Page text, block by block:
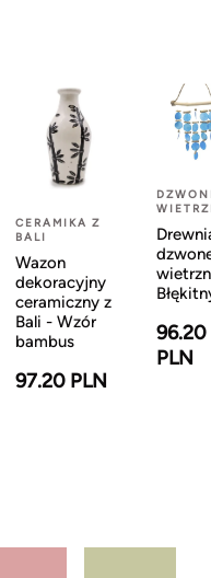
CERAMIKA Z
BALI
Wazon
dekoracyjny
ceramiczny z
Bali - Wzór
bambus
97.20 PLN
96.20
PLN